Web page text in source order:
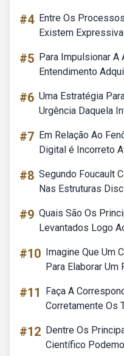
#4 Entre Os
Existem
#5 Para Impulsionar A
Entendimento
#6 Uma Estratégia
Urgência Daquela
#7 Em Relação Ao
Digital é Incorreto
#8 Segundo Foucault
Nas Estruturas
#9 Quais São Os
Levantados Logo
#10 Imagine Que Um
Para Elaborar Um
#11
Faça A
Corretamente Os
#12 Dentre Os
Científico